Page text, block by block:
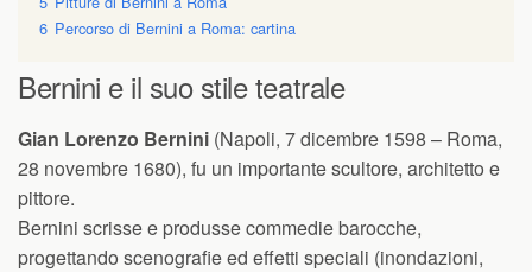
6 Percorso di Bernini a Roma: cartina
Bernini e il suo stile teatrale
Gian Lorenzo Bernini (Napoli, 7 dicembre 1598 – Roma,
28 novembre 1680), fu un importante scultore, architetto e
pittore.
Bernini scrisse e produsse commedie barocche,
progettando scenografie ed effetti speciali (inondazioni,